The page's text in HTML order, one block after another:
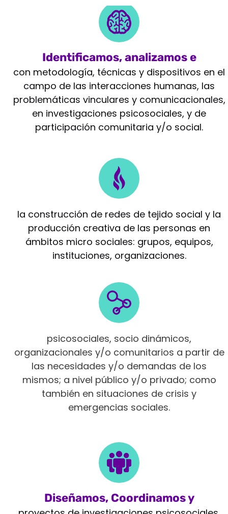
Identificamos, analizamos e
intervenimos
con metodología, técnicas y dispositivos en el
campo de las interacciones humanas, las
problemáticas vinculares y comunicacionales,
en investigaciones psicosociales, y de
participación comunitaria y/o social.
Potenciamos
la construcción de redes de tejido social y la
producción creativa de las personas en
ámbitos micro sociales: grupos, equipos,
instituciones, organizaciones.
Intervenimos en diferentes ámbitos
psicosociales, socio dinámicos,
organizacionales y/o comunitarios a partir de
las necesidades y/o demandas de los
mismos; a nivel público y/o privado; como
también en situaciones de crisis y
emergencias sociales.
Diseñamos, Coordinamos y